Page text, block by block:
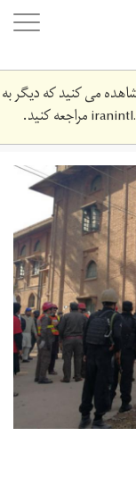
می کنید که دیگر به
مراجعه کنید.